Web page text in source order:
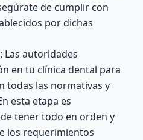
de cumplir con
por dichas
Las autoridades
en tu clínica dental para
todas las normativas y
esta etapa es
tener todo en orden y
los requerimientos